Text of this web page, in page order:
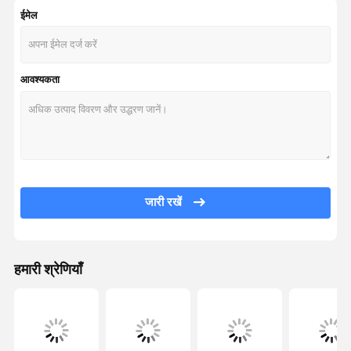
ईमेल
आवश्यकता
जारी रखें
हमारी श्रेणियाँ